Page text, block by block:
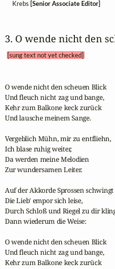
Krebs [Senior Associate Editor]
3. O wende nicht den
[sung text not yet checked]
O wende nicht den scheuen Blick
Und fleuch nicht zag und bange,
Kehr zum Balkone keck zurück
Und lausche meinem Sange.
Vergeblich Mühn, mir zu entfliehn,
Ich blase ruhig weiter,
Da werden meine Melodien
Zur wundersamen Leiter.
Auf der Akkorde Sprossen schwingt
Die Lieb' empor sich leise,
Durch Schloß und Riegel zu dir
Dann wiederum die Weise:
O wende nicht den scheuen Blick
Und fleuch nicht zag und bange,
Kehr zum Balkone keck zurück